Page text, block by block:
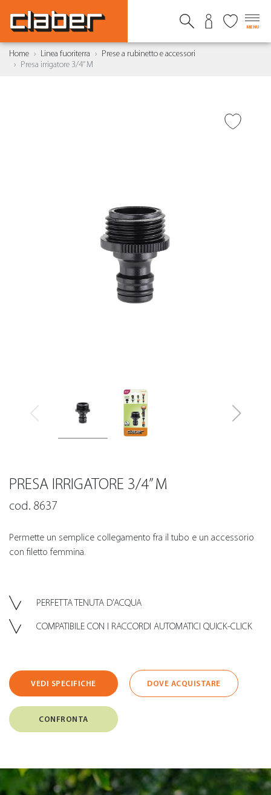
MENU
Home Linea fuoriterra
Prese a rubinetto e accessori
Presa irrigatore 3/4” M
PRESA IRRIGATORE 3/4” M
cod. 8637
Permette un semplice collegamento fra il tubo e un accessorio
con filetto femmina.
PERFETTA TENUTA D’ACQUA
COMPATIBILE CON I RACCORDI AUTOMATICI QUICK-CLICK
VEDI SPECIFICHE DOVE ACQUISTARE
CONFRONTA